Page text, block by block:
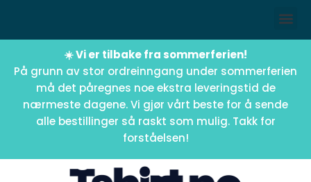
☀️ Vi er tilbake fra sommerferien!
På grunn av stor ordreinngang under sommerferien
må det påregnes noe ekstra leveringstid de
nærmeste dagene. Vi gjør vårt beste for å sende
alle bestillinger så raskt som mulig. Takk for
forståelsen!